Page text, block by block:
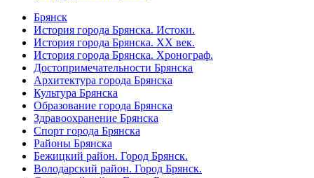
Брянск
История города Брянска. Истоки.
История города Брянска. XX век.
История города Брянска. Хронограф.
Достопримечательности Брянска
Архитектура города Брянска
Культура Брянска
Образование города Брянска
Здравоохранение Брянска
Спорт города Брянска
Районы Брянска
Бежицкий район. Город Брянск.
Володарский район. Город Брянск.